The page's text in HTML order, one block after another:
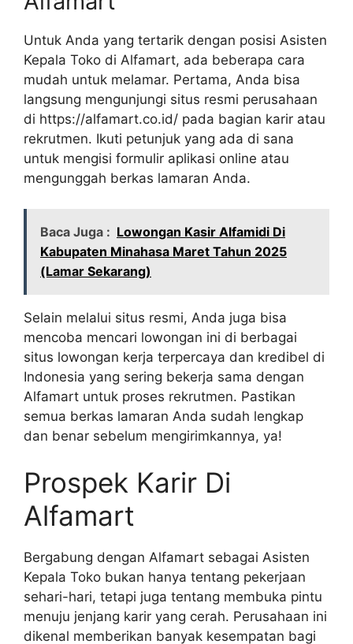
Untuk Anda yang tertarik dengan posisi Asisten
Kepala Toko di Alfamart, ada beberapa cara
mudah untuk melamar. Pertama, Anda bisa
langsung mengunjungi situs resmi perusahaan
di https://alfamart.co.id/ pada bagian karir atau
rekrutmen. Ikuti petunjuk yang ada di sana
untuk mengisi formulir aplikasi online atau
mengunggah berkas lamaran Anda.
Baca Juga : Lowongan Kasir Alfamidi Di
Kabupaten Minahasa Maret Tahun 2025
(Lamar Sekarang)
Selain melalui situs resmi, Anda juga bisa
mencoba mencari lowongan ini di berbagai
situs lowongan kerja terpercaya dan kredibel di
Indonesia yang sering bekerja sama dengan
Alfamart untuk proses rekrutmen. Pastikan
semua berkas lamaran Anda sudah lengkap
dan benar sebelum mengirimkannya, ya!
Prospek Karir Di
Alfamart
Bergabung dengan Alfamart sebagai Asisten
Kepala Toko bukan hanya tentang pekerjaan
sehari-hari, tetapi juga tentang membuka pintu
menuju jenjang karir yang cerah. Perusahaan ini
dikenal memberikan banyak kesempatan bagi